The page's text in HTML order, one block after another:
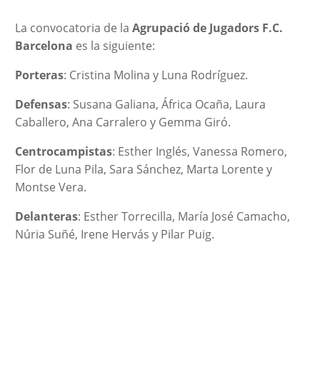
La convocatoria de la Agrupació de Jugadors F.C.
Barcelona es la siguiente:
Porteras: Cristina Molina y Luna Rodríguez.
Defensas: Susana Galiana, África Ocaña, Laura
Caballero, Ana Carralero y Gemma Giró.
Centrocampistas: Esther Inglés, Vanessa Romero,
Flor de Luna Pila, Sara Sánchez, Marta Lorente y
Montse Vera.
Delanteras: Esther Torrecilla, María José Camacho,
Núria Suñé, Irene Hervás y Pilar Puig.